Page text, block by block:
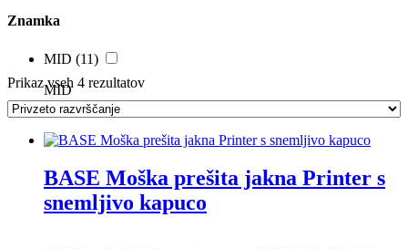
Znamka
MID (11)
MID
Prikaz vseh 4 rezultatov
BASE Moška prešita jakna Printer s
snemljivo kapuco